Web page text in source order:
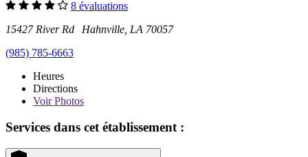
8 évaluations
15427 River Rd Hahnville, LA 70057
(985) 785-6663
Heures
Directions
VoirPhotos
Services dans cet établissement :